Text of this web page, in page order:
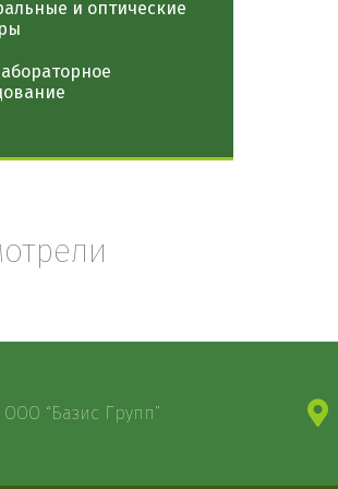
и оптические
ООО “Базис Групп”